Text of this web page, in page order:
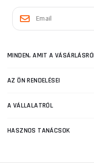
MINDEN, AMIT A
AZ ÖN RENDELÉSEI
A VÁLLALATRÓL
HASZNOS TANÁCSOK